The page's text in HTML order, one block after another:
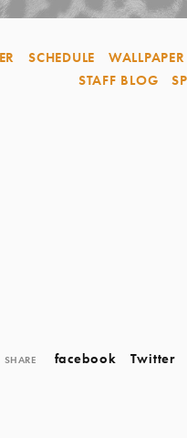
SCHEDULE WALLPAPER
STAFF BLOG
SHARE facebook Twitter